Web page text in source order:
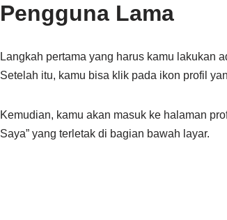
Pengguna Lama
Langkah pertama yang harus kamu lakukan
Setelah itu, kamu bisa klik pada ikon profil
Kemudian, kamu akan masuk ke halaman
Saya” yang terletak di bagian bawah layar.